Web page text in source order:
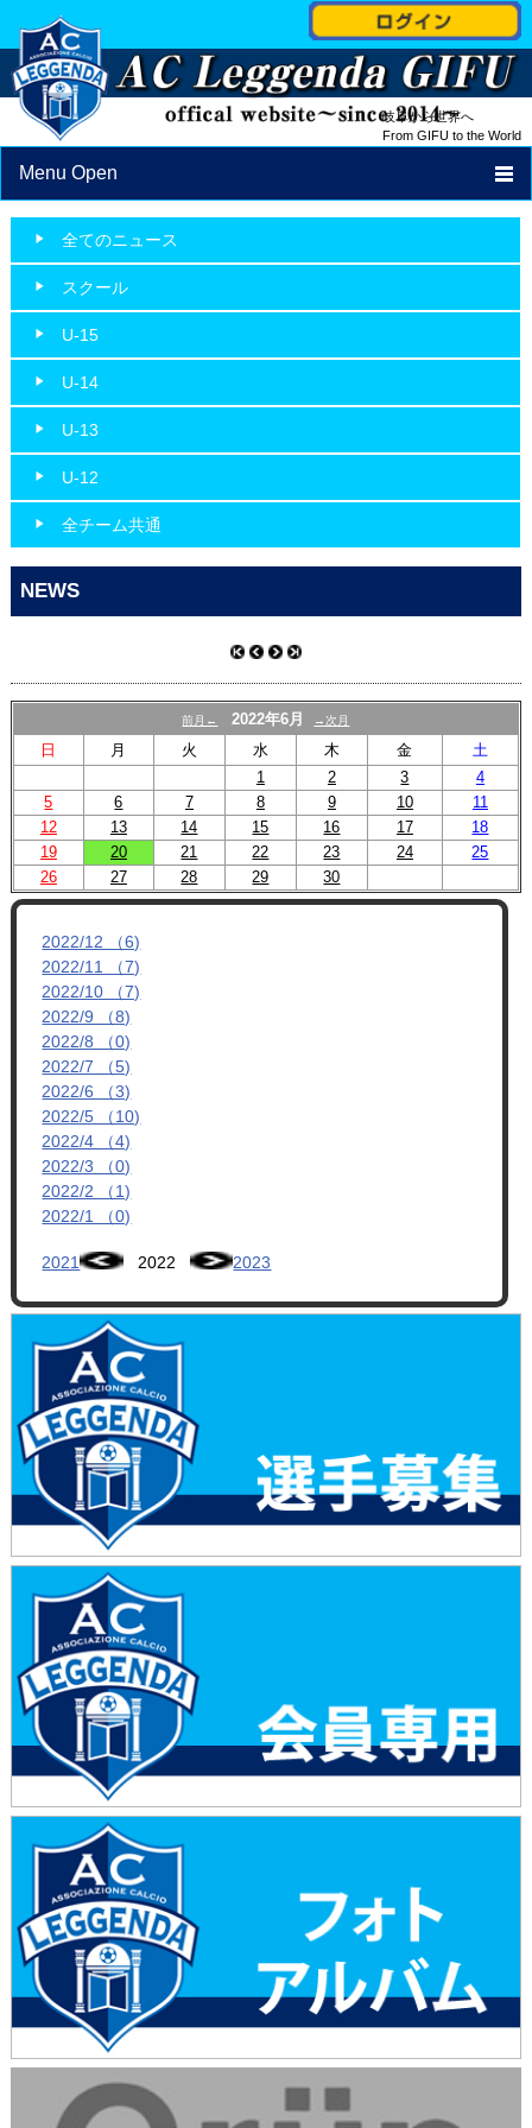
岐阜から世界へ
From GIFU to the World
Menu Open
CONTACT
全てのニュース
スクール
U-15
U-14
U-13
U-12
全チーム共通
NEWS
前月← 2022年6月 →次月
日 月 火 水 木 金
土
1
2 3
4
5
6 7 8 9 10
11
12
13 14 15 16 17
18
19
20 21 22 23 24
25
26
27 28 29 30
2022/12 （6)
2022/11 （7)
2022/10 （7)
2022/9 （8)
2022/8 （0)
2022/7 （5)
2022/6 （3)
2022/5 （10)
2022/4 （4)
2022/3 （0)
2022/2 （1)
2022/1 （0)
2021 2022 2023